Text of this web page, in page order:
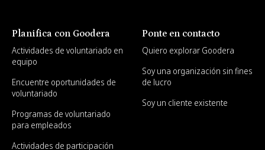
Planifica con Goodera
Actividades de voluntariado en
equipo
Encuentre oportunidades de
voluntariado
Programas de voluntariado
para empleados
Actividades de participación
Ponte en contacto
Quiero explorar Goodera
Soy una organización sin fines
de lucro
Soy un cliente existente